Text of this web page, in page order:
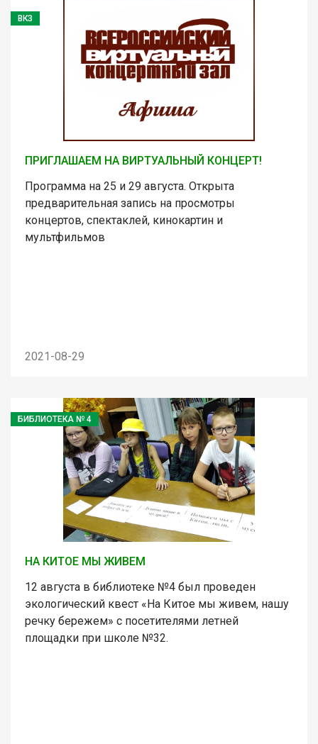
ВКЗ
ПРИГЛАШАЕМ НА ВИРТУАЛЬНЫЙ КОНЦЕРТ!
Программа на 25 и 29 августа. Открыта
предварительная запись на просмотры
концертов, спектаклей, кинокартин и
мультфильмов
2021-08-29
БИБЛИОТЕКА № 4
НА КИТОЕ МЫ ЖИВЕМ
12 августа в библиотеке №4 был проведен
экологический квест «На Китое мы живем, нашу
речку бережем» с посетителями летней
площадки при школе №32.